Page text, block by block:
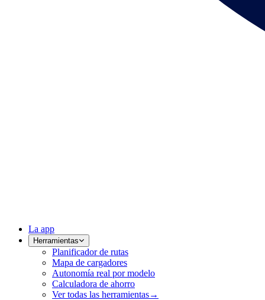
La app
Herramientas
Planificador de rutas
Mapa de cargadores
Autonomía real por modelo
Calculadora de ahorro
Ver todas las herramientas→